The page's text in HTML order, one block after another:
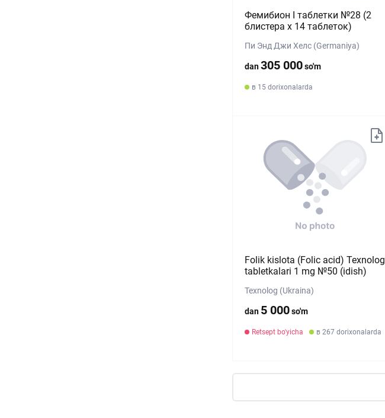
Фемибион I таблетки №28 (2
блистера х 14 таблеток)
Пи Энд Джи Хелс (Germaniya)
dan305 000so'm
в 15 dorixonalarda
Folik kislota (Folic acid) Texnolog
tabletkalari 1 mg №50 (idish)
Texnolog (Ukraina)
dan 5 000so'm
Retsept bo'yicha в 267 dorixonalarda